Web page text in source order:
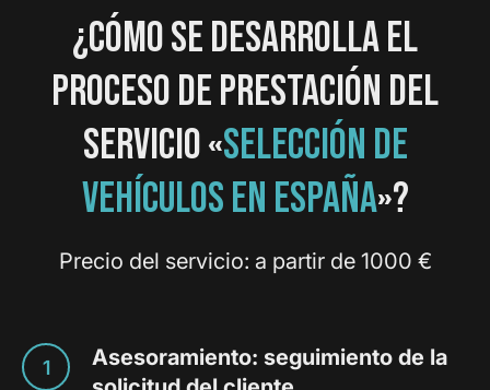
¿CÓMO SE DESARROLLA EL
PROCESO DE PRESTACIÓN DEL
SERVICIO «SELECCIÓN DE
VEHÍCULOS EN ESPAÑA»?
Precio del servicio: a partir de 1000 €
Asesoramiento: seguimiento de la